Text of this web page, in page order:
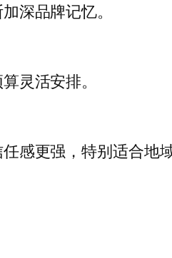
深品牌记忆。
灵活安排。
感更强，特别适合地域